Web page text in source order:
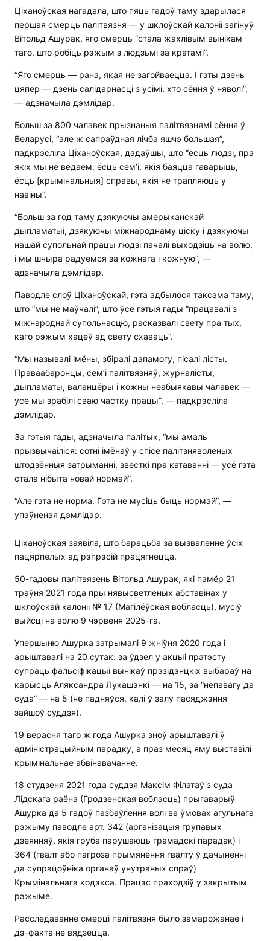
Ціханоўская нагадала, што пяць гадоў таму здарылася
першая смерць палітвязня — у шклоўскай калоніі загінуў
Вітольд Ашурак, яго смерць “стала жахлівым вынікам
таго, што робіць рэжым з людзьмі за кратамі”.
“Яго смерць — рана, якая не загойваецца. І гэты дзень
цяпер — дзень салідарнасці з усімі, хто сёння ў няволі”,
— адзначыла дэмлідар.
Больш за 800 чалавек прызнаныя палітвязнямі сёння ў
Беларусі, “але ж сапраўдная лічба яшчэ большая”,
падкрэсліла Ціханоўская, дадаўшы, што “ёсць людзі, пра
якіх мы не ведаем, ёсць сем’і, якія баяцца гаварыць,
ёсць [крымінальныя] справы, якія не трапляюць у
навіны”.
“Больш за год таму дзякуючы амерыканскай
дыпламатыі, дзякуючы міжнароднаму ціску і дзякуючы
нашай супольнай працы людзі пачалі выходзіць на волю,
і мы шчыра радуемся за кожнага і кожную”, —
адзначыла дэмлідар.
Паводле слоў Ціханоўскай, гэта адбылося таксама таму,
што “мы не маўчалі”, што ўсе гэтыя гады “працавалі з
міжнароднай супольнасцю, расказвалі свету пра тых,
каго рэжым хацеў ад свету схаваць”.
“Мы называлі імёны, збіралі дапамогу, пісалі лісты.
Праваабаронцы, сем’і палітвязняў, журналісты,
дыпламаты, валанцёры і кожны неабыякавы чалавек —
усе мы зрабілі сваю частку працы”, — падкрэсліла
дэмлідар.
За гэтыя гады, адзначыла палітык, “мы амаль
прызвычаіліся: сотні імёнаў у спісе палітзняволеных
штодзённыя затрыманні, звесткі пра катаванні — усё гэта
стала нібыта новай нормай”.
“Але гэта не норма. Гэта не мусіць быць нормай”, —
упэўненая дэмлідар.
Ціханоўская заявіла, што барацьба за вызваленне ўсіх
пацярпелых ад рэпрэсій працягнецца.
50-гадовы палітвязень Вітольд Ашурак, які памёр 21
траўня 2021 года пры нявысветленых абставінах у
шклоўскай калоніі № 17 (Магілёўская вобласць), мусіў
выйсці на волю 9 чэрвеня 2025-га.
Упершыню Ашурка затрымалі 9 жніўня 2020 года і
арыштавалі на 20 сутак: за ўдзел у акцыі пратэсту
супраць фальсіфікацыі вынікаў прэзідэнцкіх выбараў на
карысць Аляксандра Лукашэнкі — на 15, за “непавагу да
суда” — на 5 (не падняўся, калі ў залу пасяджэння
зайшоў суддзя).
19 верасня таго ж года Ашурка зноў арыштавалі ў
адміністрацыйным парадку, а праз месяц яму выставілі
крымінальнае абвінавачанне.
18 студзеня 2021 года суддзя Максім Філатаў з суда
Лідскага раёна (Гродзенская вобласць) прыгаварыў
Ашурка да 5 гадоў пазбаўлення волі ва ўмовах агульнага
рэжыму паводле арт. 342 (арганізацыя групавых
дзеянняў, якія груба парушаюць грамадскі парадак) і
364 (гвалт або пагроза прымянення гвалту ў дачыненні
да супрацоўніка органаў унутраных спраў)
Крымінальнага кодэкса. Працэс праходзіў у закрытым
рэжыме.
Расследаванне смерці палітвязня было замарожанае і
дэ-факта не вядзецца.